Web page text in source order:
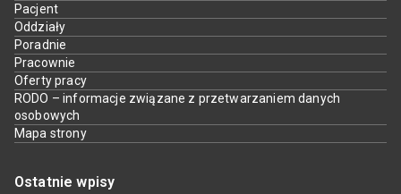
Pacjent
Oddziały
Poradnie
Pracownie
Oferty pracy
RODO – informacje związane z przetwarzaniem danych
osobowych
Mapa strony
Ostatnie wpisy